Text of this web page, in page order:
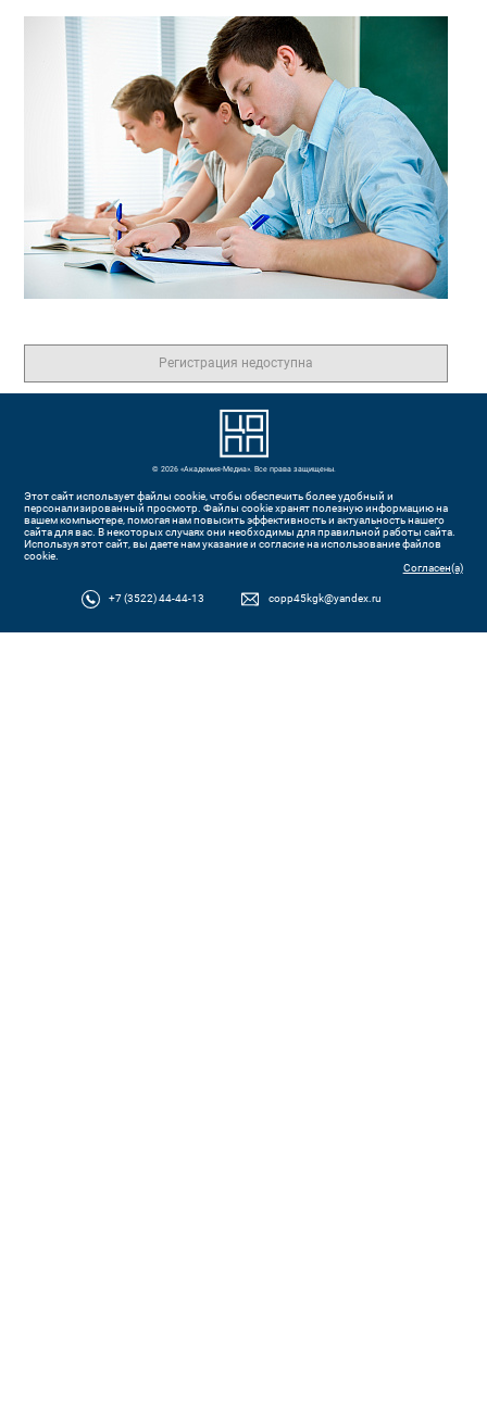
Регистрация недоступна
© 2026 «Академия-Медиа». Все права защищены.
Этот сайт использует файлы cookie, чтобы обеспечить более удобный и
персонализированный просмотр. Файлы cookie хранят полезную информацию на
вашем компьютере, помогая нам повысить эффективность и актуальность нашего
сайта для вас. В некоторых случаях они необходимы для правильной работы сайта.
Используя этот сайт, вы даете нам указание и согласие на использование файлов
cookie.
Согласен(а)
+7 (3522) 44-44-13 copp45kgk@yandex.ru